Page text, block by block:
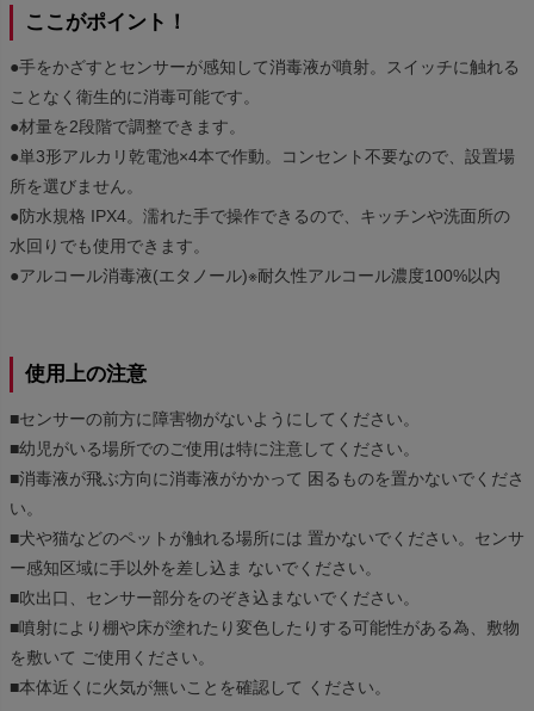
ここがポイント！
●手をかざすとセンサーが感知して消毒液が噴射。スイッチに触れる
ことなく衛生的に消毒可能です。
●材量を2段階で調整できます。
●単3形アルカリ乾電池×4本で作動。コンセント不要なので、設置場
所を選びません。
●防水規格 IPX4。濡れた手で操作できるので、キッチンや洗面所の
水回りでも使用できます。
●アルコール消毒液(エタノール)※耐久性アルコール濃度100%以内
使用上の注意
■センサーの前方に障害物がないようにしてください。
■幼児がいる場所でのご使用は特に注意してください。
■消毒液が飛ぶ方向に消毒液がかかって 困るものを置かないでくださ
い。
■犬や猫などのペットが触れる場所には 置かないでください。センサ
ー感知区域に手以外を差し込ま ないでください。
■吹出口、センサー部分をのぞき込まないでください。
■噴射により棚や床が塗れたり変色したりする可能性がある為、敷物
を敷いて ご使用ください。
■本体近くに火気が無いことを確認して ください。